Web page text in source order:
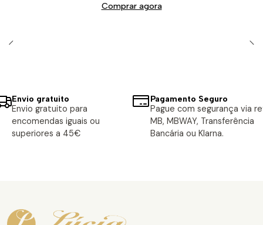
Comprar agora
Envio gratuito
Envio gratuito para
encomendas iguais ou
superiores a 45€
Pagamento Seguro
Pague com segurança via
MB, MBWAY, Transferência
Bancária ou Klarna.